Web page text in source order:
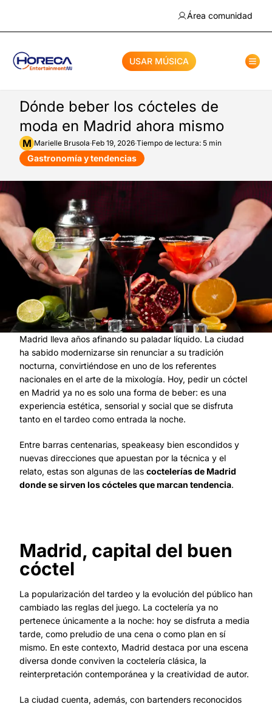
Área comunidad
USAR MÚSICA
Dónde beber los cócteles de
moda en Madrid ahora mismo
M Marielle Brusola·Feb 19, 2026·Tiempo de lectura: 5 min
Gastronomía y tendencias
Madrid lleva años afinando su paladar líquido. La ciudad
ha sabido modernizarse sin renunciar a su tradición
nocturna, convirtiéndose en uno de los referentes
nacionales en el arte de la mixología. Hoy, pedir un cóctel
en Madrid ya no es solo una forma de beber: es una
experiencia estética, sensorial y social que se disfruta
tanto en el tardeo como entrada la noche.
Entre barras centenarias, speakeasy bien escondidos y
nuevas direcciones que apuestan por la técnica y el
relato, estas son algunas de las coctelerías de Madrid
donde se sirven los cócteles que marcan tendencia.
Madrid, capital del buen
cóctel
La popularización del tardeo y la evolución del público han
cambiado las reglas del juego. La coctelería ya no
pertenece únicamente a la noche: hoy se disfruta a media
tarde, como preludio de una cena o como plan en sí
mismo. En este contexto, Madrid destaca por una escena
diversa donde conviven la coctelería clásica, la
reinterpretación contemporánea y la creatividad de autor.
La ciudad cuenta, además, con bartenders reconocidos